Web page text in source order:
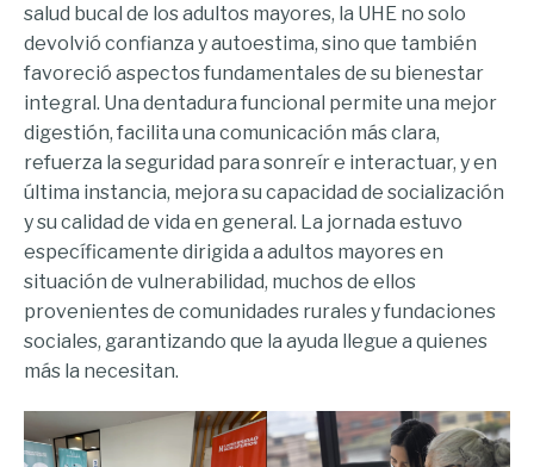
salud bucal de los adultos mayores, la UHE no solo
devolvió confianza y autoestima, sino que también
favoreció aspectos fundamentales de su bienestar
integral. Una dentadura funcional permite una mejor
digestión, facilita una comunicación más clara,
refuerza la seguridad para sonreír e interactuar, y en
última instancia, mejora su capacidad de socialización
y su calidad de vida en general. La jornada estuvo
específicamente dirigida a adultos mayores en
situación de vulnerabilidad, muchos de ellos
provenientes de comunidades rurales y fundaciones
sociales, garantizando que la ayuda llegue a quienes
más la necesitan.